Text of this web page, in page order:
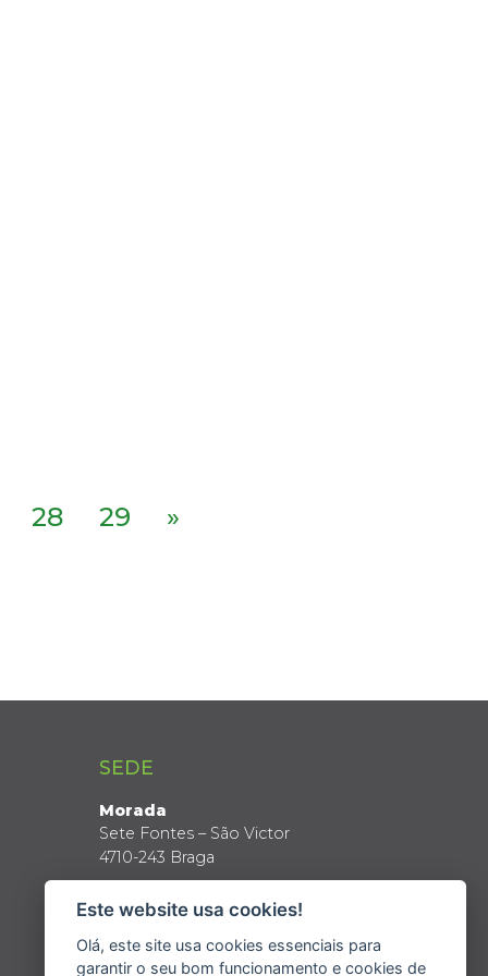
28 29 »
SEDE
Morada
Sete Fontes – São Victor
4710-243 Braga
Latitude: 41º 34’ N
Longitude: 8º 24’ W
Este website usa cookies!
Olá, este site usa cookies essenciais para
garantir o seu bom funcionamento e cookies de